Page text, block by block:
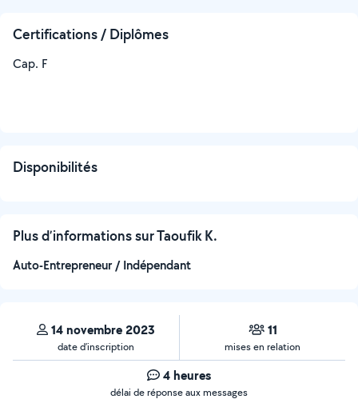
Certifications / Diplômes
Cap. F
Disponibilités
Plus d’informations sur Taoufik K.
Auto-Entrepreneur / Indépendant
14 novembre 2023
date d’inscription
11
mises en relation
4 heures
délai de réponse aux messages